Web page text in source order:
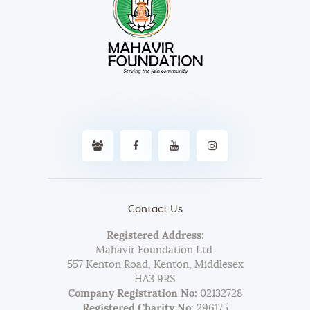
Contact Us
Registered Address:
Mahavir Foundation Ltd.
557 Kenton Road, Kenton, Middlesex
HA3 9RS
Company Registration No: 02132728